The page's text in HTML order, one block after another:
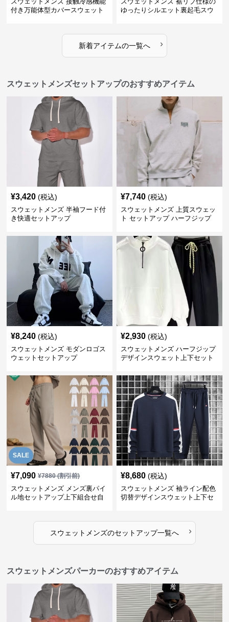
付き万能体型カバースウェット
ゆったりシルエット裏起毛スウ
新着アイテムの一覧へ ›
スウェットメンズセットアップのおすすめアイテム
¥3,420 (税込)
スウェットメンズ 半袖フード付
き快適セットアップ
¥7,740 (税込)
スウェットメンズ 上質スウェッ
ト セットアップ ハーフジップ
¥8,240 (税込)
スウェットメンズ モダンロゴス
ウェットセットアップ
¥2,930 (税込)
スウェットメンズ ハーフジップ
デザインスウェット上下セット
SALE
¥7,090 ¥7880(割引前)
スウェットメンズ メンズ裏パイ
ル地セットアップ上下組合せ自
¥8,680 (税込)
スウェットメンズ 袖ライン配色
切替デザインスウェット上下セ
スウェットメンズのセットアップ一覧へ ›
スウェットメンズパーカーのおすすめアイテム